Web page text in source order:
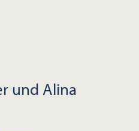
und Alina